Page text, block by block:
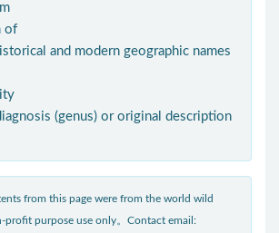
of
and modern geographic names
(genus) or original description
from this page were from the world wild
profit purpose use only。Contact email: